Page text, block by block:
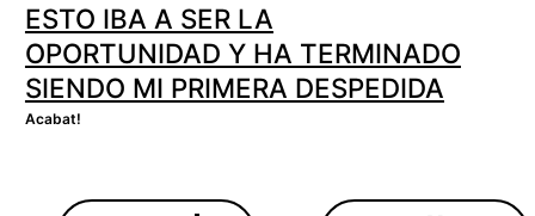
ESTO IBA A SER LA
OPORTUNIDAD Y HA TERMINADO
SIENDO MI PRIMERA DESPEDIDA
Acabat!